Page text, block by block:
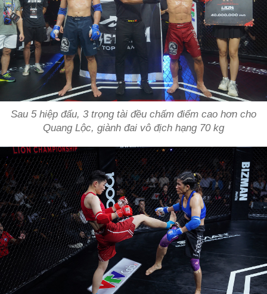
Sau 5 hiệp đấu, 3 trọng tài đều chấm điểm cao hơn cho
Quang Lộc, giành đai vô địch hạng 70 kg